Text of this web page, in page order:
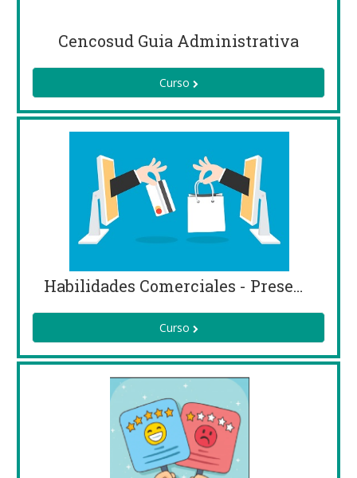
Cencosud Guia Administrativa
Curso
Habilidades Comerciales - Presencial
Curso